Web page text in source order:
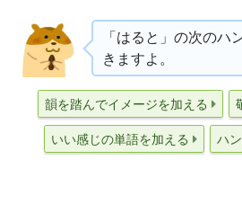
「はると」の次のハ
きますよ。
韻を踏んでイメージを加える
いい感じの単語を加える ハ